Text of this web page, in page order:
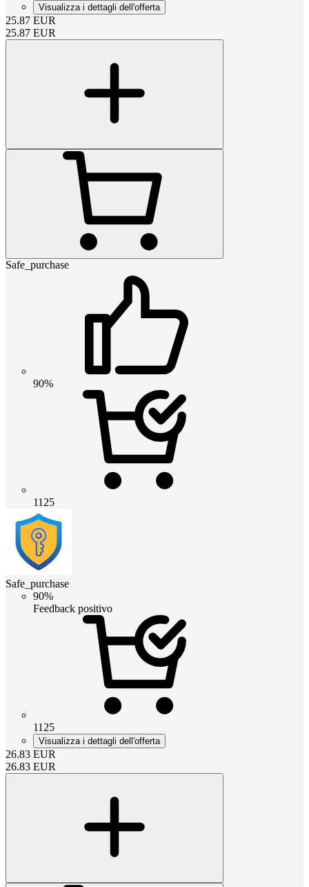
Visualizza i dettagli dell'offerta
25.87 EUR
25.87 EUR
Safe_purchase
90%
1125
Safe_purchase
90%
Feedback positivo
1125
Visualizza i dettagli dell'offerta
26.83 EUR
26.83 EUR